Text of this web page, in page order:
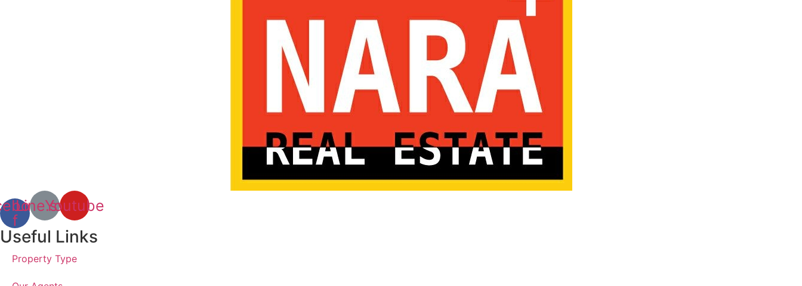
f
Line.svgYoutube
Useful Links
Property Type